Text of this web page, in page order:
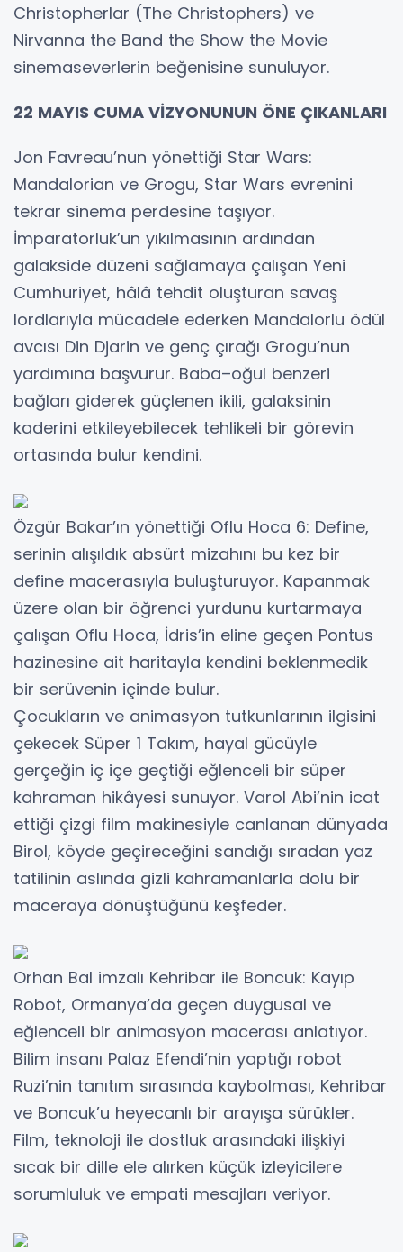
Christopherlar (The Christophers) ve
Nirvanna the Band the Show the Movie
sinemaseverlerin beğenisine sunuluyor.
22 MAYIS CUMA VİZYONUNUN ÖNE ÇIKANLARI
Jon Favreau’nun yönettiği Star Wars:
Mandalorian ve Grogu, Star Wars evrenini
tekrar sinema perdesine taşıyor.
İmparatorluk’un yıkılmasının ardından
galakside düzeni sağlamaya çalışan Yeni
Cumhuriyet, hâlâ tehdit oluşturan savaş
lordlarıyla mücadele ederken Mandalorlu ödül
avcısı Din Djarin ve genç çırağı Grogu’nun
yardımına başvurur. Baba–oğul benzeri
bağları giderek güçlenen ikili, galaksinin
kaderini etkileyebilecek tehlikeli bir görevin
ortasında bulur kendini.
Özgür Bakar’ın yönettiği Oflu Hoca 6: Define,
serinin alışıldık absürt mizahını bu kez bir
define macerasıyla buluşturuyor. Kapanmak
üzere olan bir öğrenci yurdunu kurtarmaya
çalışan Oflu Hoca, İdris’in eline geçen Pontus
hazinesine ait haritayla kendini beklenmedik
bir serüvenin içinde bulur.
Çocukların ve animasyon tutkunlarının ilgisini
çekecek Süper 1 Takım, hayal gücüyle
gerçeğin iç içe geçtiği eğlenceli bir süper
kahraman hikâyesi sunuyor. Varol Abi’nin icat
ettiği çizgi film makinesiyle canlanan dünyada
Birol, köyde geçireceğini sandığı sıradan yaz
tatilinin aslında gizli kahramanlarla dolu bir
maceraya dönüştüğünü keşfeder.
Orhan Bal imzalı Kehribar ile Boncuk: Kayıp
Robot, Ormanya’da geçen duygusal ve
eğlenceli bir animasyon macerası anlatıyor.
Bilim insanı Palaz Efendi’nin yaptığı robot
Ruzi’nin tanıtım sırasında kaybolması, Kehribar
ve Boncuk’u heyecanlı bir arayışa sürükler.
Film, teknoloji ile dostluk arasındaki ilişkiyi
sıcak bir dille ele alırken küçük izleyicilere
sorumluluk ve empati mesajları veriyor.